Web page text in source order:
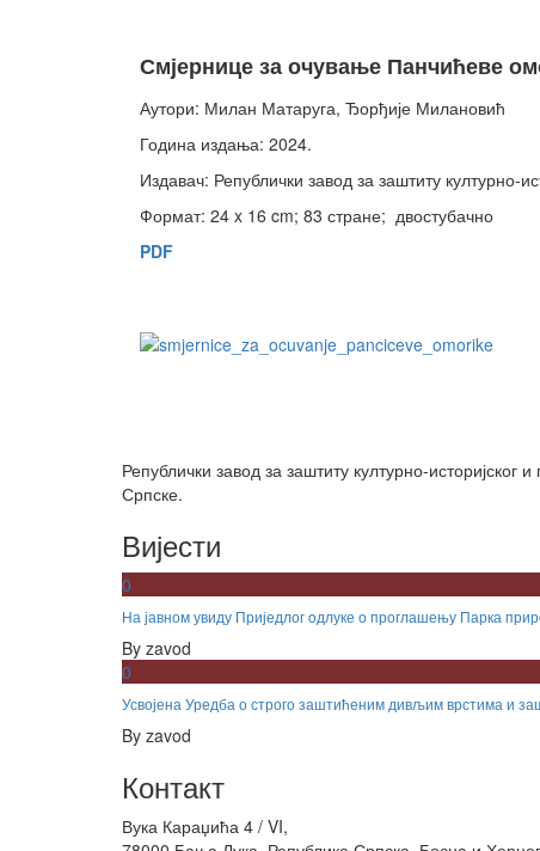
Смјернице за очување Панчићеве
Аутори: Милан Матаруга, Ђорђије Милановић
Година издања: 2024.
Издавач: Републички завод за заштиту културно-
Формат: 24 x 16 cm; 83 стране; двостубачно
PDF
Републички завод за заштиту културно-
Српске.
Вијести
0
На јавном увиду Приједлог oдлуке о проглашењу Парка
By zavod
0
Усвојена Уредба о строго заштићеним дивљим врстима и
By zavod
Контакт
Вука Караџића 4 / VI,